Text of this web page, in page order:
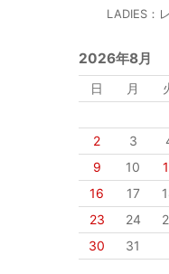
LADIES：
2026年8月
日 月
2
3
9
10
16
17
23
24
30
31